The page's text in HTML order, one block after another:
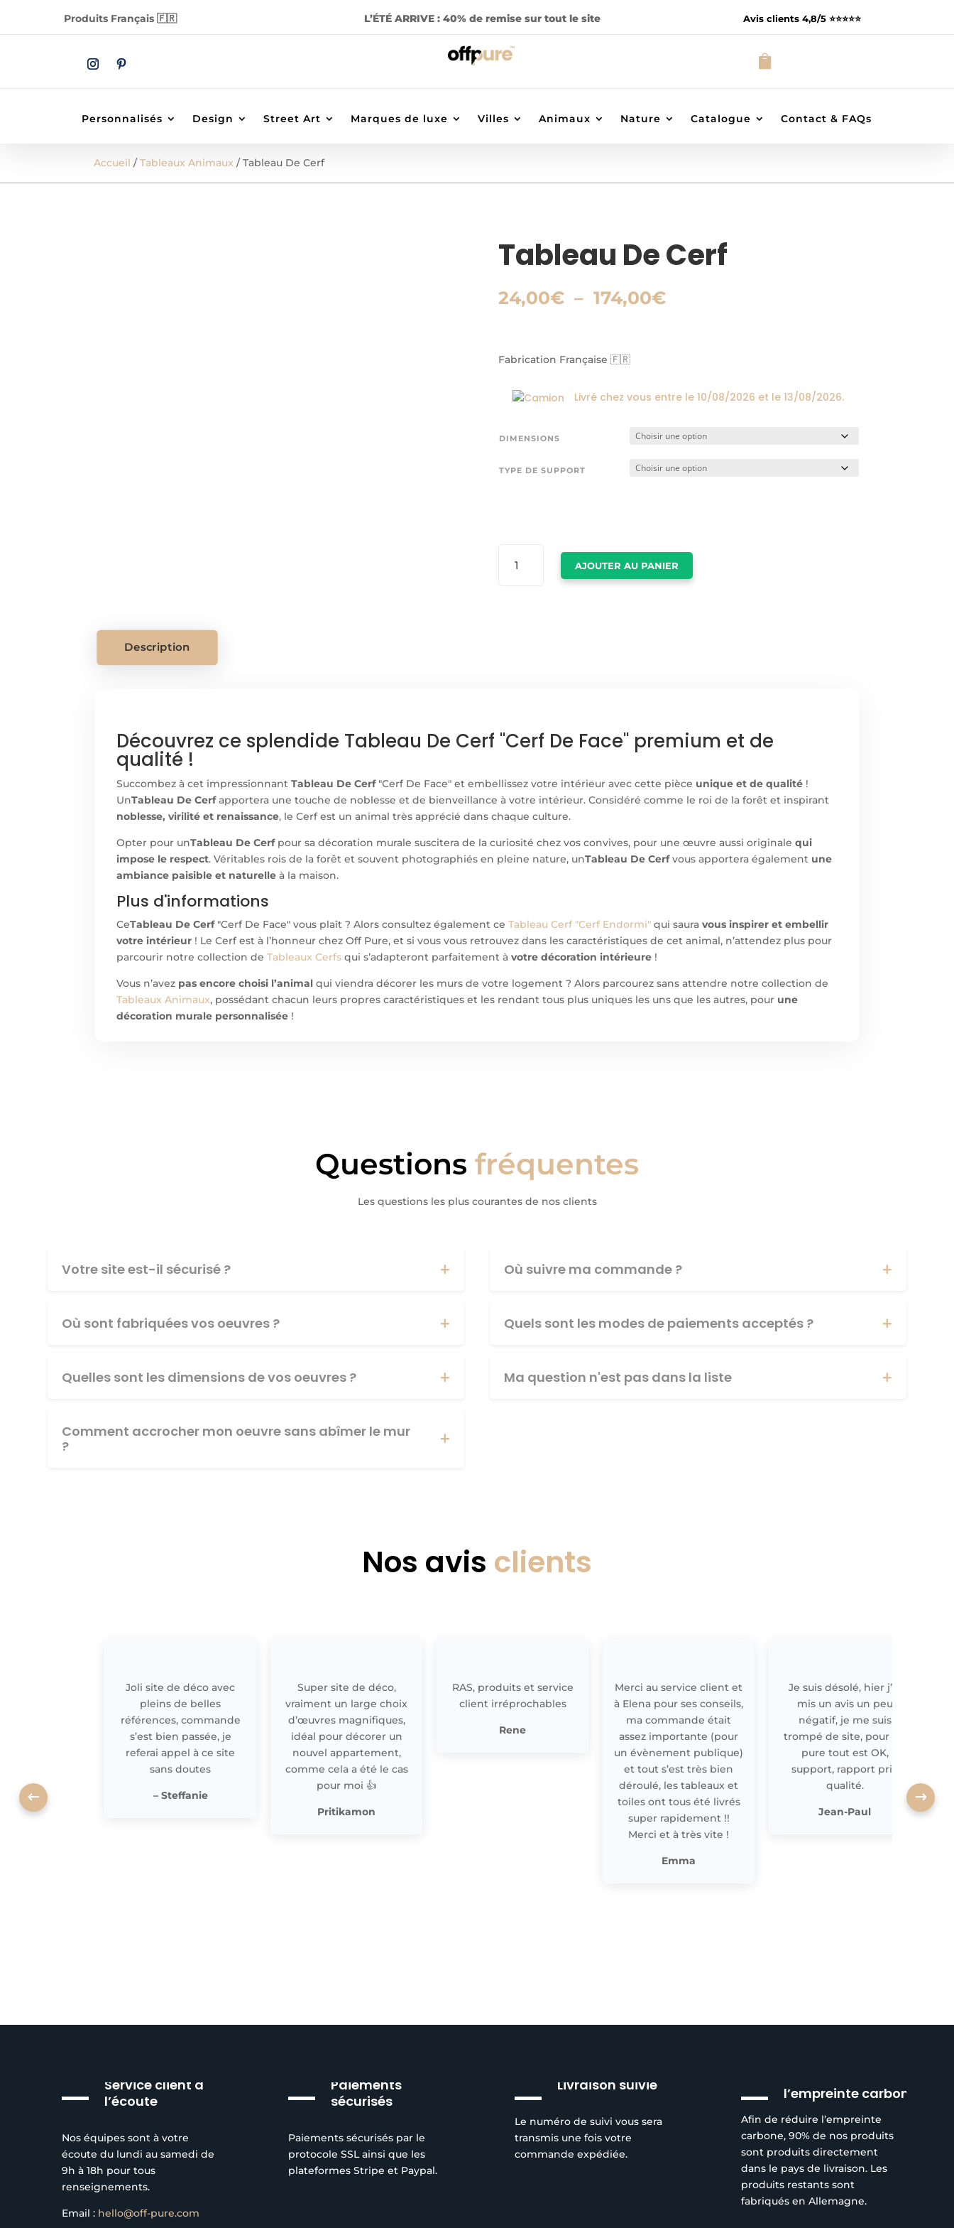
Produits Français 🇫🇷 L’ÉTÉ ARRIVE : 40% de remise sur tout le site Avis clients 4,8/5 ⭐️⭐️⭐️⭐️⭐️

Personnalisés Design Street Art Marques de luxe Villes Animaux Nature Catalogue Contact & FAQs
Accueil /Tableaux Animaux / Tableau De Cerf
Tableau De Cerf
24,00€ – 174,00€Plage
Fabrication Française 🇫🇷
Livré chez vous entre le10/08/2026 et le13/08/2026.
DIMENSIONS
TYPE DE SUPPORT
AJOUTER AU PANIER
Description
Découvrez ce splendide Tableau De Cerf "Cerf De Face" premium et de
qualité !
Succombez à cet impressionnantTableau De Cerf"Cerf De Face" et embellissez votre intérieur avec cette pièce unique et de qualité !
UnTableau De Cerfapportera une touche de noblesse et de bienveillance à votre intérieur. Considéré comme le roi de la forêt et inspirant
noblesse, virilité et renaissance, le Cerf est un animal très apprécié dans chaque culture.
Opter pour unTableau De Cerf pour sa décoration murale suscitera de la curiosité chez vos convives, pour une œuvre aussi originalequi
impose le respect. Véritables rois de la forêt et souvent photographiés en pleine nature, unTableau De Cerfvous apportera également une
ambiance paisible et naturelle à la maison.
Plus d'informations
CeTableau De Cerf"Cerf De Face" vous plaît ? Alors consultez également ceTableau Cerf "Cerf Endormi" qui sauravous inspirer et embellir
votre intérieur ! Le Cerf est à l’honneur chez Off Pure, et si vous vous retrouvez dans les caractéristiques de cet animal, n’attendez plus pour
parcourir notre collection deTableaux Cerfs qui s’adapteront parfaitement àvotre décoration intérieure !
Vous n’avez pas encore choisi l’animal qui viendra décorer les murs de votre logement ? Alors parcourez sans attendre notre collection de
Tableaux Animaux, possédant chacun leurs propres caractéristiques et les rendant tous plus uniques les uns que les autres, pour une
décoration murale personnalisée !
Questions fréquentes
Les questions les plus courantes de nos clients
Votre site est-il sécurisé ?
Où sont fabriquées vos oeuvres ?
Quelles sont les dimensions de vos oeuvres ?
Comment accrocher mon oeuvre sans abîmer le mur
?
Où suivre ma commande ?
Quels sont les modes de paiements acceptés ?
Ma question n'est pas dans la liste
Nos avis clients
Joli site de déco avec
pleins de belles
références, commande
s’est bien passée, je
referai appel à ce site
sans doutes
– Steffanie
Super site de déco,
vraiment un large choix
d’œuvres magnifiques,
idéal pour décorer un
nouvel appartement,
comme cela a été le cas
pour moi 👍
Pritikamon
RAS, produits et service
client irréprochables
Rene
Merci au service client et
à Elena pour ses conseils,
ma commande était
assez importante (pour
un évènement publique)
et tout s’est très bien
déroulé, les tableaux et
toiles ont tous été livrés
super rapidement !!
Merci et à très vite !
Emma
Je suis désolé, hier j’ai
mis un avis un peu
négatif, je me suis
trompé de site, pour off
pure tout est OK,
support, rapport prix
qualité.
Jean-Paul
Service client à
l’écoute
Nos équipes sont à votre
écoute du lundi au samedi de
9h à 18h pour tous
renseignements.
Email : hello@off-pure.com
Paiements
sécurisés
Paiements sécurisés par le
protocole SSL ainsi que les
plateformes Stripe et Paypal.
Livraison suivie
Le numéro de suivi vous sera
transmis une fois votre
commande expédiée.
l’empreinte carbone
Afin de réduire l’empreinte
carbone, 90% de nos produits
sont produits directement
dans le pays de livraison. Les
produits restants sont
fabriqués en Allemagne.